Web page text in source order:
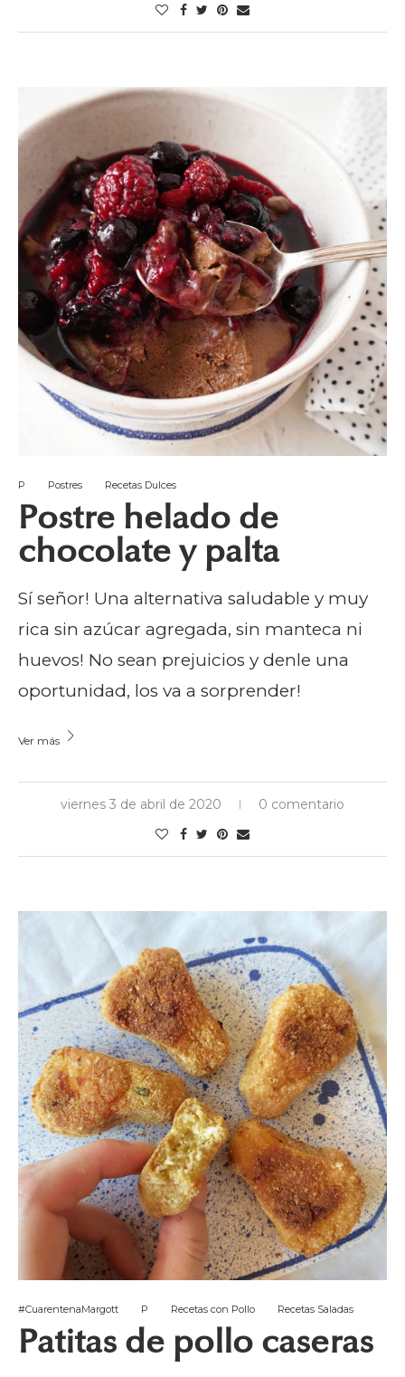
P Postres Recetas Dulces
Postre helado de
chocolate y palta
Sí señor! Una alternativa saludable y muy
rica sin azúcar agregada, sin manteca ni
huevos! No sean prejuicios y denle una
oportunidad, los va a sorprender!
Ver más
viernes 3 de abril de 2020 0 comentario
#CuarentenaMargott P Recetas con Pollo Recetas Saladas
Patitas de pollo caseras